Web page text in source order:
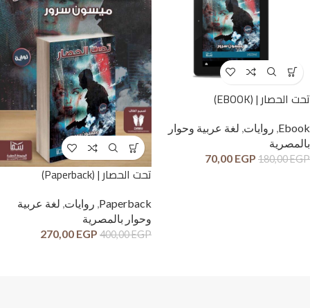
تحت الحصار | (EBOOK)
Ebook
, روايات, لغة عربية وحوار
بالمصرية
180,00EGP
70,00 EGP
تحت الحصار | (Paperback)
Paperback
, روايات, لغة عربية
وحوار بالمصرية
400,00EGP
270,00 EGP